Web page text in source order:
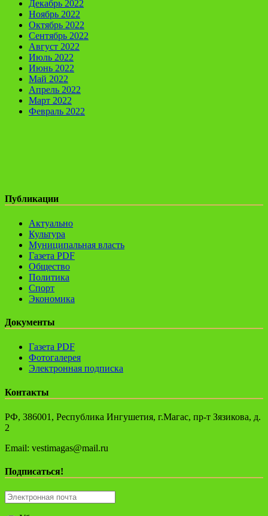
Декабрь 2022
Ноябрь 2022
Октябрь 2022
Сентябрь 2022
Август 2022
Июль 2022
Июнь 2022
Май 2022
Апрель 2022
Март 2022
Февраль 2022
Публикации
Актуально
Культура
Муниципальная власть
Газета PDF
Общество
Политика
Спорт
Экономика
Документы
Газета PDF
Фотогалерея
Электронная подписка
Контакты
РФ, 386001, Республика Ингушетия, г.Магас, пр-т Зязикова, д.
2
Email: vestimagas@mail.ru
Подписаться!